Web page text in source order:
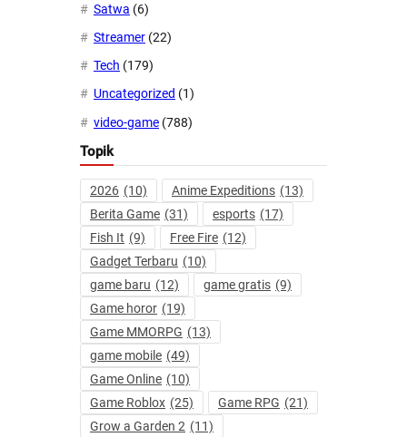
Satwa (6)
Streamer (22)
Tech (179)
Uncategorized (1)
video-game (788)
Topik
2026 (10) Anime Expeditions (13)
Berita Game (31) esports (17)
Fish It (9) Free Fire (12)
Gadget Terbaru (10)
game baru (12) game gratis (9)
Game horor (19)
Game MMORPG (13)
game mobile (49)
Game Online (10)
Game Roblox (25) Game RPG (21)
Grow a Garden 2 (11)